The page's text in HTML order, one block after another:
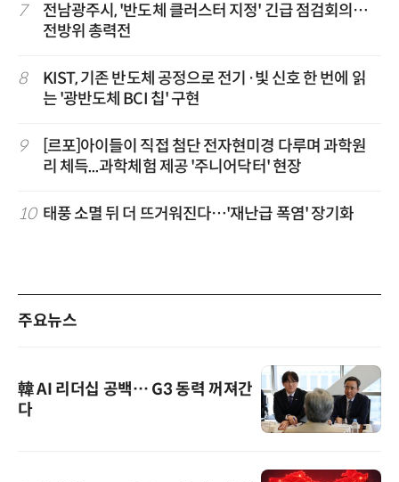
7
전남광주시, '반도체 클러스터 지정' 긴급 점검회의…
전방위 총력전
8
KIST, 기존 반도체 공정으로 전기·빛 신호 한 번에 읽
는 '광반도체 BCI 칩' 구현
9
[르포]아이들이 직접 첨단 전자현미경 다루며 과학원
리 체득...과학체험 제공 '주니어닥터' 현장
10 태풍 소멸 뒤 더 뜨거워진다…'재난급 폭염' 장기화
주요뉴스
韓 AI 리더십 공백… G3 동력 꺼져간
다